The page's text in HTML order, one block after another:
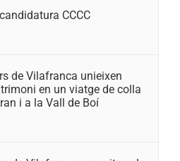
CCCC
de Vilafranca unieixen
en un viatge de colla
i a la Vall de Boí